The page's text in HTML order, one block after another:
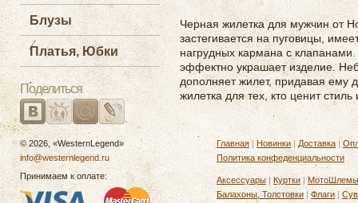
Блузы
Платья, Юбки
Поделиться
Черная жилетка для мужчин от
застегивается на пуговицы,
нагрудных кармана с
эффектно украшает изделие.
дополняет жилет, придавая ему
жилетка для тех, кто ценит
© 2026, «WesternLegend»
info@westernlegend.ru
Принимаем к оплате:
Главная | Новинки | Доставка |
Политика конфеденциальности
Аксессуары | Куртки | МотоШлемы
Балахоны, Толстовки |Флаги |